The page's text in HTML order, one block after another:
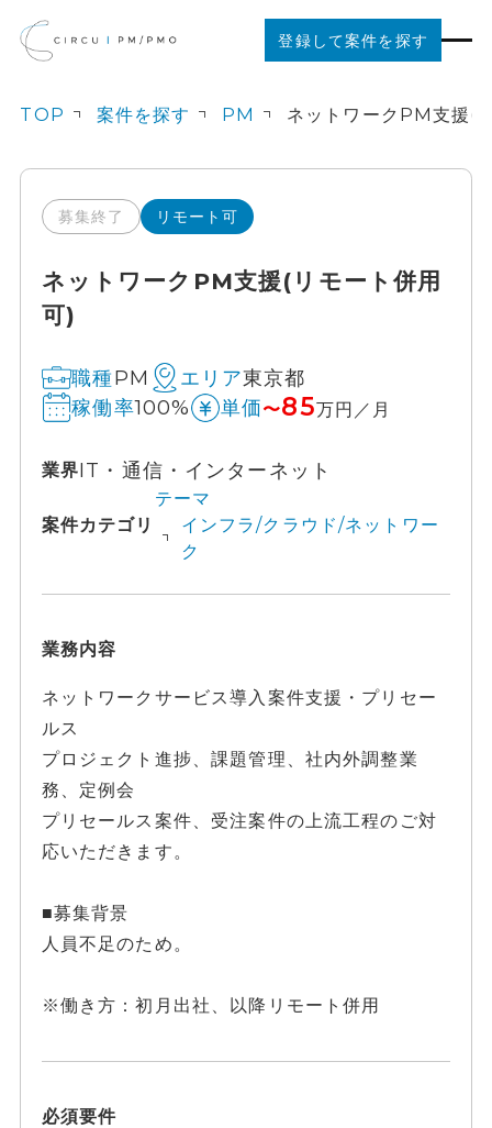
登録して案件を探す
ご利用の流れ
お役立ちコンテンツ
TOP 案件を探す PM
募集終了 リモート可
ネットワークPM支援(リモート併用
可)
職種PM エリア東京都
稼働率100% 単価〜85万円／月
業界IT・通信・インターネット
案件カテゴリ
テーマ
インフラ/クラウド/ネットワー
ク
業務内容
ネットワークサービス導入案件支援・プリセー
ルス
プロジェクト進捗、課題管理、社内外調整業
務、定例会
プリセールス案件、受注案件の上流工程のご対
応いただきます。
■募集背景
人員不足のため。
※働き方：初月出社、以降リモート併用
必須要件